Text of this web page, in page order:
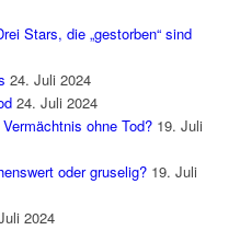
Stars, die „gestorben“ sind
24. Juli 2024
24. Juli 2024
ohne Tod? 19. Juli
oder gruselig? 19. Juli
2024